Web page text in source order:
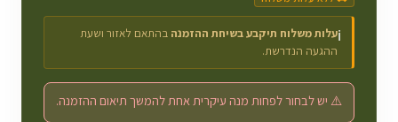
ℹ️עלות משלוח תיקבע בשיחת ההזמנה בהתאם לאזור ושעת
ההגעה הנדרשת.
⚠️ יש לבחור לפחות מנה עיקרית אחת להמשך תיאום ההזמנה.